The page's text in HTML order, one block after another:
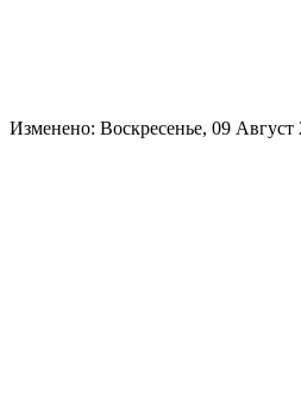
Изменено: Воскресенье, 09 Август